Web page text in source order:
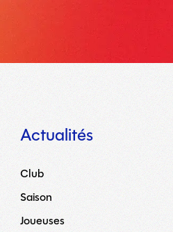
Actualités
Club
Saison
Joueuses